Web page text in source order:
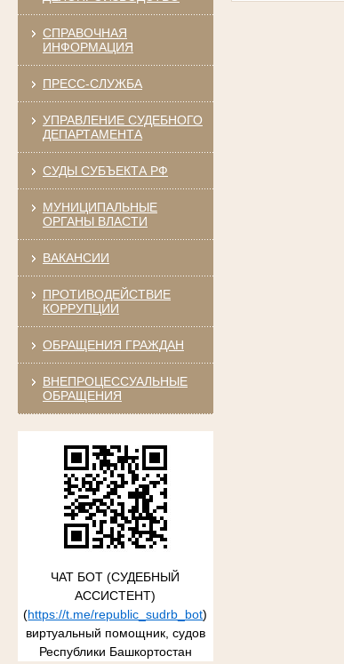
СПРАВОЧНАЯ
ИНФОРМАЦИЯ
ПРЕСС-СЛУЖБА
УПРАВЛЕНИЕ СУДЕБНОГО
ДЕПАРТАМЕНТА
СУДЫ СУБЪЕКТА РФ
МУНИЦИПАЛЬНЫЕ
ОРГАНЫ ВЛАСТИ
ВАКАНСИИ
ПРОТИВОДЕЙСТВИЕ
КОРРУПЦИИ
ОБРАЩЕНИЯ ГРАЖДАН
ВНЕПРОЦЕССУАЛЬНЫЕ
ОБРАЩЕНИЯ
ЧАТ БОТ (СУДЕБНЫЙ
АССИСТЕНТ)
(https://t.me/republic_sudrb_bot)
виртуальный помощник, судов
Республики Башкортостан